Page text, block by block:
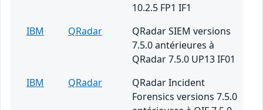
10.2.5 FP1 IF1
IBM
QRadar
QRadar SIEM versions
7.5.0 antérieures à
QRadar 7.5.0 UP13 IF01
IBM
QRadar
QRadar Incident
Forensics versions 7.5.0